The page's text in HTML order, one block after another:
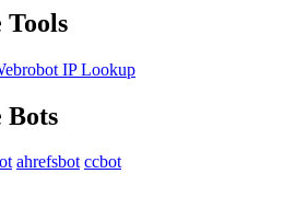
IP Lookup
Bots
ahrefsbot ccbot